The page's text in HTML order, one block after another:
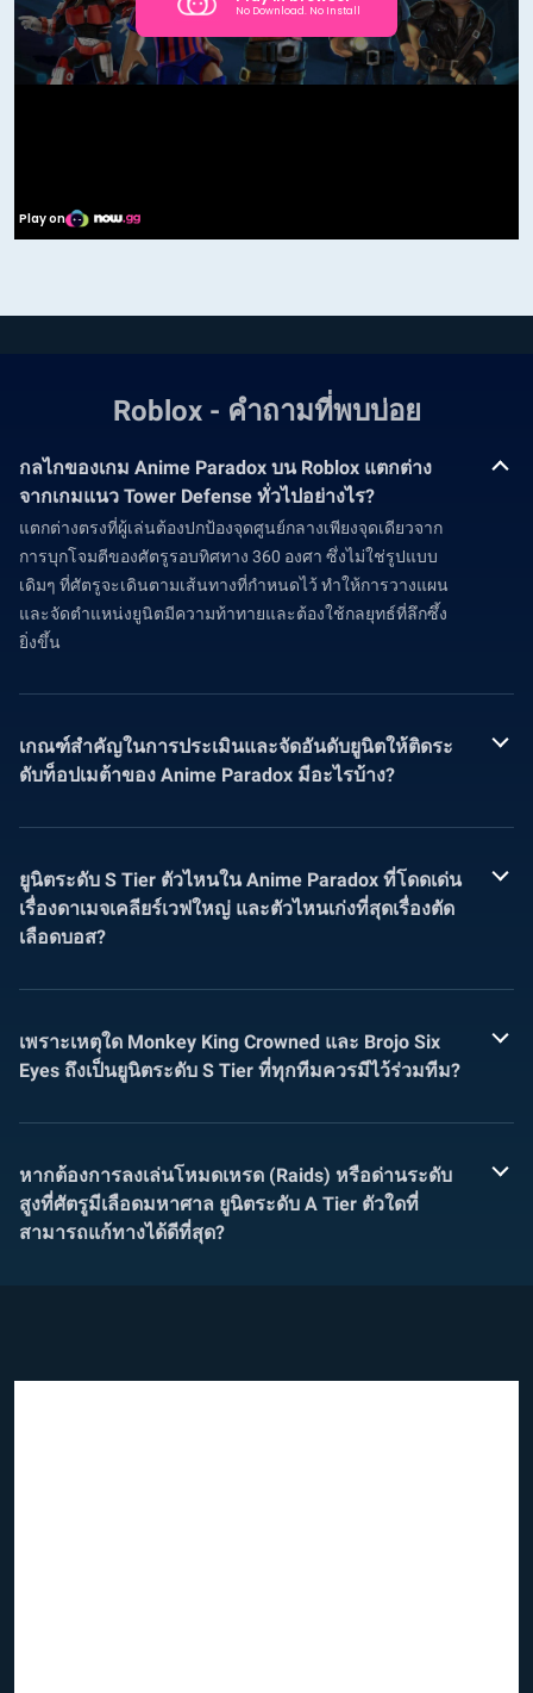
Roblox - คำถามที่พบบ่อย
กลไกของเกม Anime Paradox บน Roblox แตกต่าง
จากเกมแนว Tower Defense ทั่วไปอย่างไร?
แตกต่างตรงที่ผู้เล่นต้องปกป้องจุดศูนย์กลางเพียงจุดเดียวจาก
การบุกโจมตีของศัตรูรอบทิศทาง 360 องศา ซึ่งไม่ใช่รูปแบบ
เดิมๆ ที่ศัตรูจะเดินตามเส้นทางที่กำหนดไว้ ทำให้การวางแผน
และจัดตำแหน่งยูนิตมีความท้าทายและต้องใช้กลยุทธ์ที่ลึกซึ้ง
ยิ่งขึ้น
เกณฑ์สำคัญในการประเมินและจัดอันดับยูนิตให้ติดระ
ดับท็อปเมต้าของ Anime Paradox มีอะไรบ้าง?
ยูนิตระดับ S Tier ตัวไหนใน Anime Paradox ที่โดดเด่น
เรื่องดาเมจเคลียร์เวฟใหญ่ และตัวไหนเก่งที่สุดเรื่องตัด
เลือดบอส?
เพราะเหตุใด Monkey King Crowned และ Brojo Six
Eyes ถึงเป็นยูนิตระดับ S Tier ที่ทุกทีมควรมีไว้ร่วมทีม?
หากต้องการลงเล่นโหมดเหรด (Raids) หรือด่านระดับ
สูงที่ศัตรูมีเลือดมหาศาล ยูนิตระดับ A Tier ตัวใดที่
สามารถแก้ทางได้ดีที่สุด?